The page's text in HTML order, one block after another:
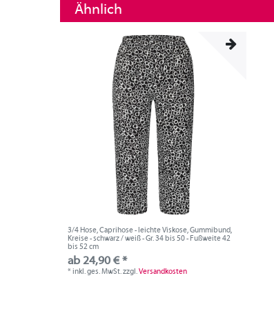
Ähnlich
3/4 Hose, Caprihose - leichte Viskose, Gummibund,
Kreise - schwarz / weiß - Gr. 34 bis 50 - Fußweite 42
bis 52 cm
ab 24,90 € *
*inkl. ges. MwSt.zzgl.Versandkosten